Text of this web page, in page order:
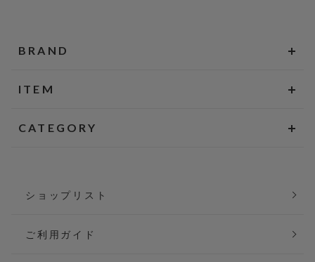
BRAND
ITEM
CATEGORY
ショップリスト
ご利用ガイド